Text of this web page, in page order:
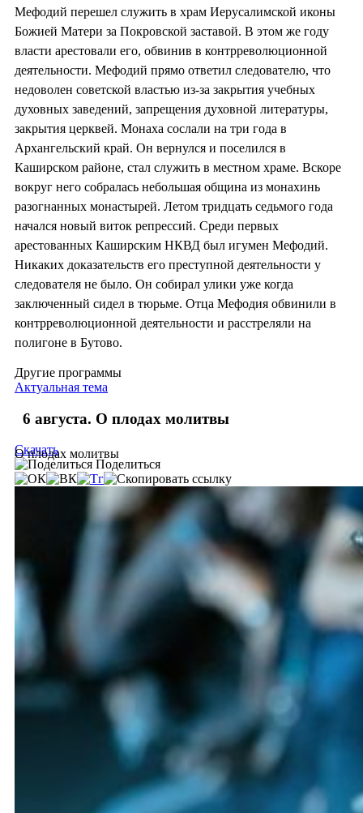
Мефодий перешел служить в храм Иерусалимской иконы
Божией Матери за Покровской заставой. В этом же году
власти арестовали его, обвинив в контрреволюционной
деятельности. Мефодий прямо ответил следователю, что
недоволен советской властью из-за закрытия учебных
духовных заведений, запрещения духовной литературы,
закрытия церквей. Монаха сослали на три года в
Архангельский край. Он вернулся и поселился в
Каширском районе, стал служить в местном храме. Вскоре
вокруг него собралась небольшая община из монахинь
разогнанных монастырей. Летом тридцать седьмого года
начался новый виток репрессий. Среди первых
арестованных Каширским НКВД был игумен Мефодий.
Никаких доказательств его преступной деятельности у
следователя не было. Он собирал улики уже когда
заключенный сидел в тюрьме. Отца Мефодия обвинили в
контрреволюционной деятельности и расстреляли на
полигоне в Бутово.
Другие программы
Актуальная тема
6 августа. О плодах молитвы
О плодах молитвы
Скачать
Поделиться